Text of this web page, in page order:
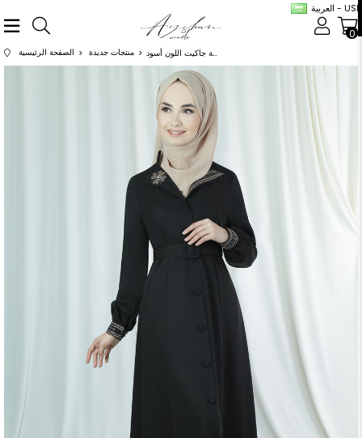
العربية - USD
0
الصفحة الرئيسية منتجات جديدة عباية بياقة جاكيت اللون أسود